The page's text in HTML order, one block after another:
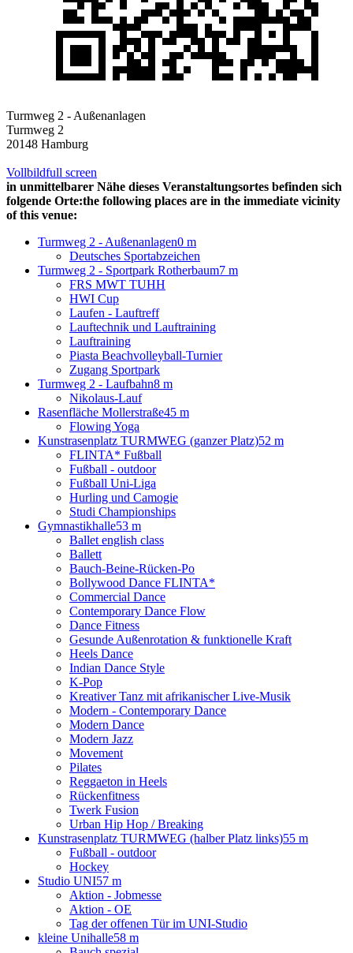
Turmweg 2 - Außenanlagen
Turmweg 2
20148 Hamburg
Vollbildfull screen
in unmittelbarer Nähe dieses Veranstaltungsortes befinden sich
folgende Orte:the following places are in the immediate vicinity
of this venue:
Turmweg 2 - Außenanlagen0 m
Deutsches Sportabzeichen
Turmweg 2 - Sportpark Rotherbaum7 m
FRS MWT TUHH
HWI Cup
Laufen - Lauftreff
Lauftechnik und Lauftraining
Lauftraining
Piasta Beachvolleyball-Turnier
Zugang Sportpark
Turmweg 2 - Laufbahn8 m
Nikolaus-Lauf
Rasenfläche Mollerstraße45 m
Flowing Yoga
Kunstrasenplatz TURMWEG (ganzer Platz)52 m
FLINTA* Fußball
Fußball - outdoor
Fußball Uni-Liga
Hurling und Camogie
Studi Championships
Gymnastikhalle53 m
Ballet english class
Ballett
Bauch-Beine-Rücken-Po
Bollywood Dance FLINTA*
Commercial Dance
Contemporary Dance Flow
Dance Fitness
Gesunde Außenrotation & funktionelle Kraft
Heels Dance
Indian Dance Style
K-Pop
Kreativer Tanz mit afrikanischer Live-Musik
Modern - Contemporary Dance
Modern Dance
Modern Jazz
Movement
Pilates
Reggaeton in Heels
Rückenfitness
Twerk Fusion
Urban Hip Hop / Breaking
Kunstrasenplatz TURMWEG (halber Platz links)55 m
Fußball - outdoor
Hockey
Studio UNI57 m
Aktion - Jobmesse
Aktion - OE
Tag der offenen Tür im UNI-Studio
kleine Unihalle58 m